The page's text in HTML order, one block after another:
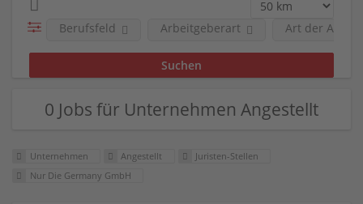
Berufsfeld Arbeitgeberart Art der
0 Jobs für Unternehmen Angestellt
Unternehmen Angestellt
Juristen-Stellen
Nur Die Germany GmbH